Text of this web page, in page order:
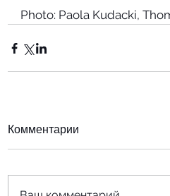
Photo: Paola Kudacki,
Комментарии